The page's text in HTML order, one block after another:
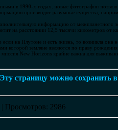
в 1990-х годах, новые фотографии
производят разумные существа,
информацию от межпланетного
на расстоянии 12,5 тысячи километров от
на Плутоне и есть жизнь, то возникла
которой земляне являются по праву
New Horizons крайне важна для
Эту страницу можно сохранить
| Просмотров: 2986